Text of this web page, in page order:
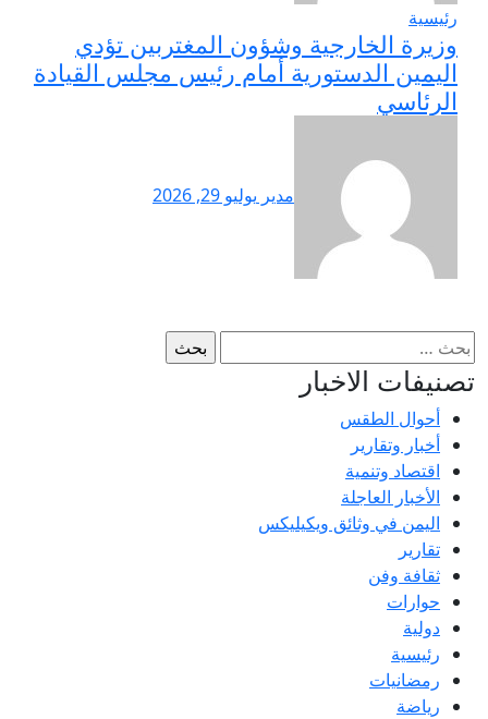
رئيسية
وزيرة الخارجية وشؤون المغتربين تؤدي
اليمين الدستورية أمام رئيس مجلس القيادة
الرئاسي
مدير يوليو 29, 2026
البحث
عن:
تصنيفات الاخبار
أحوال الطقس
أخبار وتقارير
اقتصاد وتنمية
الأخبار العاجلة
اليمن في وثائق ويكيليكس
تقارير
ثقافة وفن
حوارات
دولية
رئيسية
رمضانيات
رياضة